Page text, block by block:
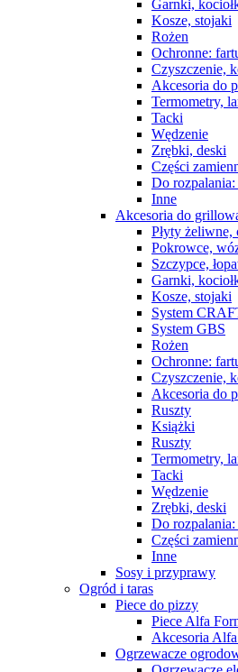
Garnki,
Kosze, stojaki
Rożen
Ochronne:
Czyszczenie,
Akcesoria do
Termometry,
Tacki
Wędzenie
Zrębki, deski
Części
Do
Inne
Akcesoria do
Płyty żeliwne,
Pokrowce,
Szczypce,
Garnki,
Kosze, stojaki
System
System GBS
Rożen
Ochronne:
Czyszczenie,
Akcesoria do
Ruszty
Książki
Ruszty
Termometry,
Tacki
Wędzenie
Zrębki, deski
Do
Części
Inne
Sosy i przyprawy
Ogród i taras
Piece do pizzy
Piece Alfa
Akcesoria
Ogrzewacze